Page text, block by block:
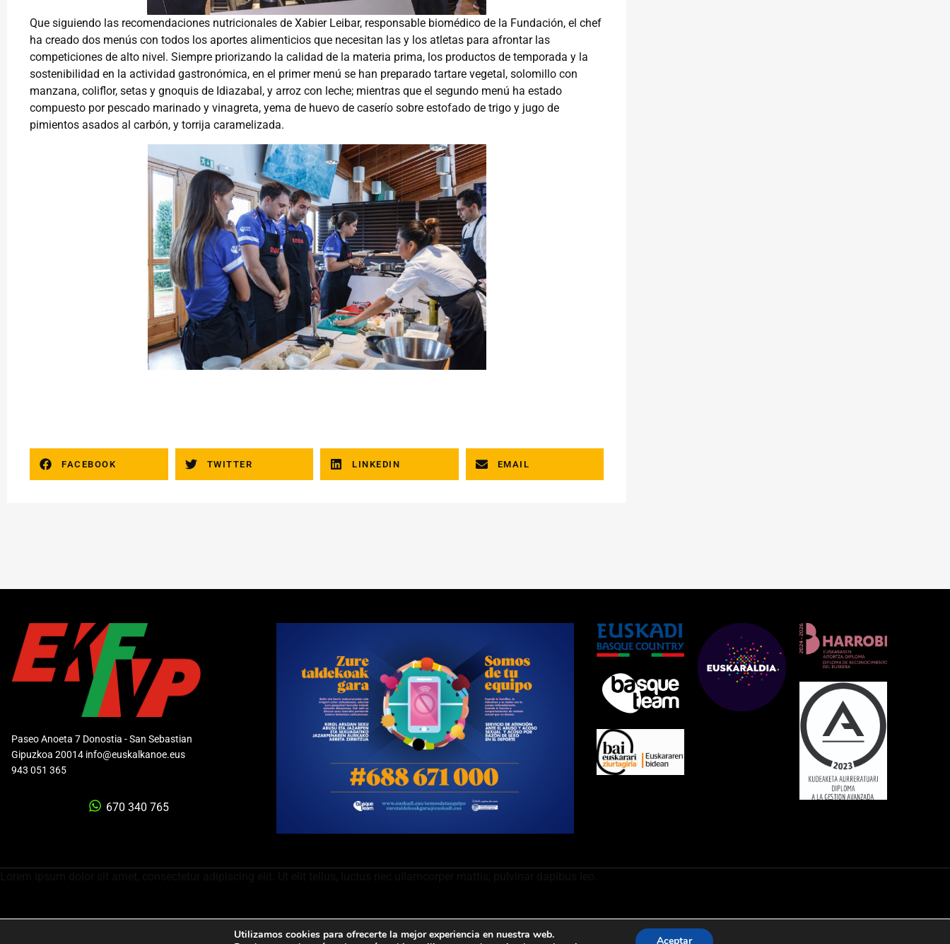
Que siguiendo las recomendaciones nutricionales de Xabier Leibar, responsable biomédico de la Fundación, el chef
ha creado dos menús con todos los aportes alimenticios que necesitan las y los atletas para afrontar las
competiciones de alto nivel. Siempre priorizando la calidad de la materia prima, los productos de temporada y la
sostenibilidad en la actividad gastronómica, en el primer menú se han preparado tartare vegetal, solomillo con
manzana, coliflor, setas y gnoquis de Idiazabal, y arroz con leche; mientras que el segundo menú ha estado
compuesto por pescado marinado y vinagreta, yema de huevo de caserío sobre estofado de trigo y jugo de
pimientos asados al carbón, y torrija caramelizada.
FACEBOOK TWITTER LINKEDIN EMAIL
Paseo Anoeta 7 Donostia - San Sebastian
Gipuzkoa 20014 info@euskalkanoe.eus
943 051 365
670 340 765
Política de cookiesContacto
Utilizamos cookies para ofrecerte la mejor experiencia en nuestra web.
Aceptar